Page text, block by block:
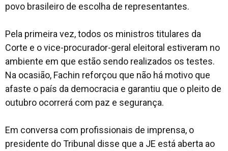
povo brasileiro de escolha de representantes.
Pela primeira vez, todos os ministros titulares da
Corte e o vice-procurador-geral eleitoral estiveram no
ambiente em que estão sendo realizados os testes.
Na ocasião, Fachin reforçou que não há motivo que
afaste o país da democracia e garantiu que o pleito de
outubro ocorrerá com paz e segurança.
Em conversa com profissionais de imprensa, o
presidente do Tribunal disse que a JE está aberta ao